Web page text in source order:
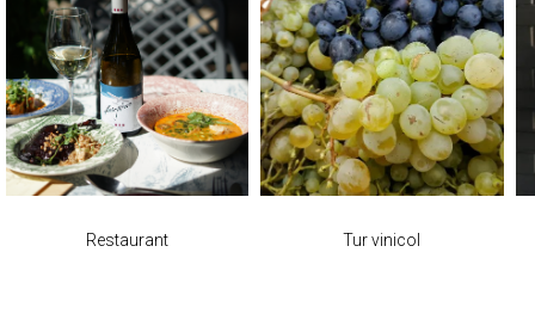
Restaurant Tur vinicol